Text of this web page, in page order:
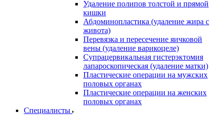
Удаление полипов толстой и прямой
кишки
Абдоминопластика (удаление жира с
живота)
Перевязка и пересечение яичковой
вены (удаление варикоцеле)
Супрацервикальная гистерэктомия
лапароскопическая (удаление матки)
Пластические операции на мужских
половых органах
Пластические операции на женских
половых органах
Специалисты